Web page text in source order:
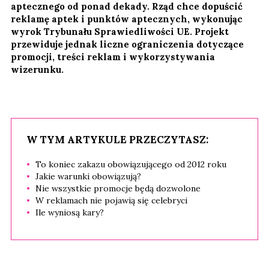
aptecznego od ponad dekady. Rząd chce dopuścić
reklamę aptek i punktów aptecznych, wykonując
wyrok Trybunału Sprawiedliwości UE. Projekt
przewiduje jednak liczne ograniczenia dotyczące
promocji, treści reklam i wykorzystywania
wizerunku.
W TYM ARTYKULE PRZECZYTASZ:
To koniec zakazu obowiązującego od 2012 roku
Jakie warunki obowiązują?
Nie wszystkie promocje będą dozwolone
W reklamach nie pojawią się celebryci
Ile wyniosą kary?